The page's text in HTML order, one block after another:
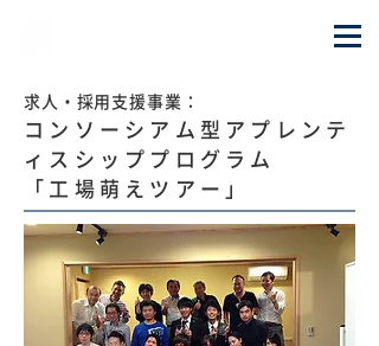
求人・採用支援事業：
コンソーシアム型アプレンテ
ィスシッププログラム
「工場萌えツアー」